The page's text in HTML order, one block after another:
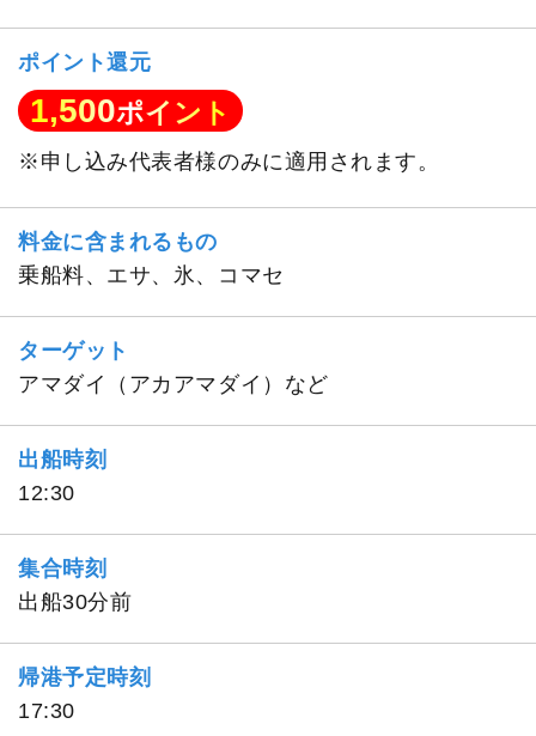
ポイント還元
1,500ポイント
※申し込み代表者様のみに適用されます。
料金に含まれるもの
乗船料、エサ、氷、コマセ
ターゲット
アマダイ（アカアマダイ）など
出船時刻
12:30
集合時刻
出船30分前
帰港予定時刻
17:30